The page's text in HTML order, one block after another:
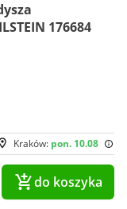
176684
Kraków: pon. 10.08
do koszyka